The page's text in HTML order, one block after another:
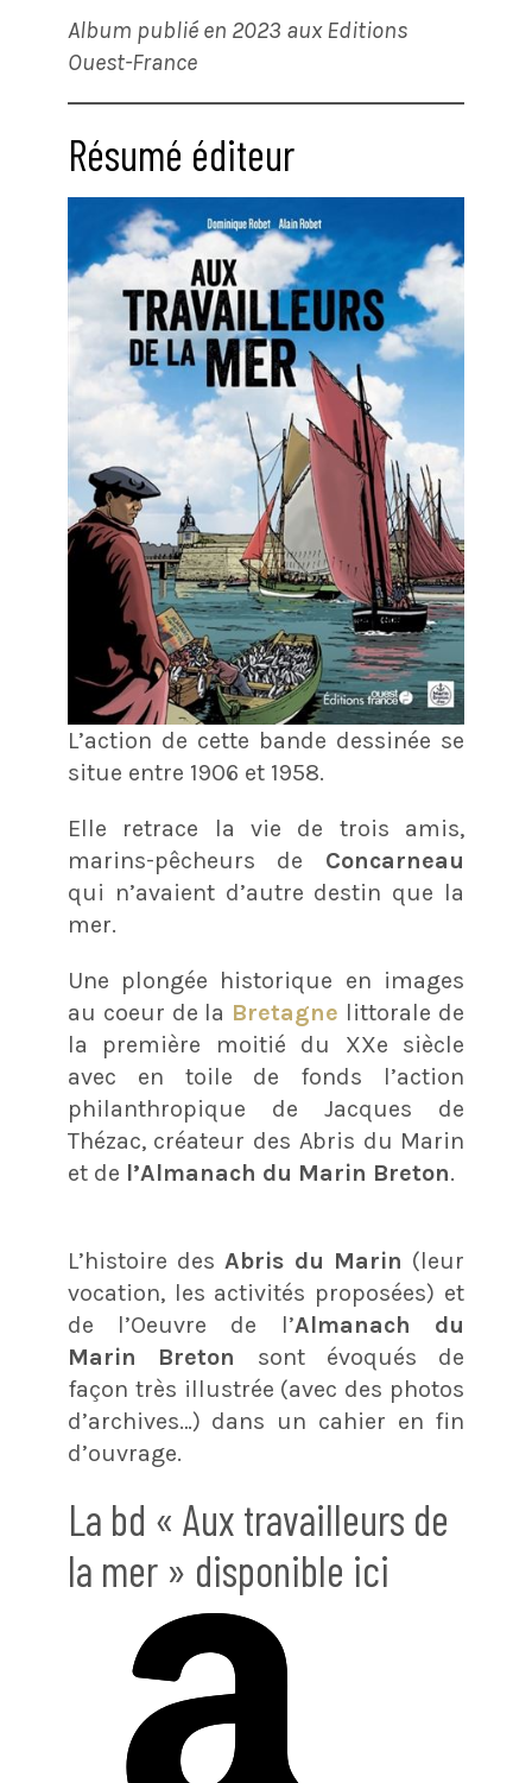
Album publié en 2023 aux Editions
Ouest-France
Résumé éditeur
L’action de cette bande dessinée se
situe entre 1906 et 1958.
Elle retrace la vie de trois amis,
marins-pêcheurs de Concarneau
qui n’avaient d’autre destin que la
mer.
Une plongée historique en images
au coeur de la Bretagne littorale de
la première moitié du XXe siècle
avec en toile de fonds l’action
philanthropique de Jacques de
Thézac, créateur des Abris du Marin
et de l’Almanach du Marin Breton.
L’histoire desAbris du Marin (leur
vocation, les activités proposées) et
de l’Oeuvre de l’Almanach du
Marin Breton sont évoqués de
façon très illustrée (avec des photos
d’archives…) dans un cahier en fin
d’ouvrage.
La bd « Aux travailleurs de
la mer » disponible ici